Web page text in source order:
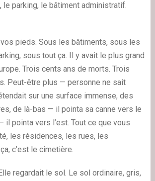
le parking, le bâtiment administratif.
pieds. Sous les bâtiments, sous les
sous tout ça. Il y avait le plus grand
Trois cents ans de morts. Trois
Peut-être plus — personne ne sait
sur une surface immense, des
de là-bas — il pointa sa canne vers le
il pointa vers l’est. Tout ce que vous
les résidences, les rues, les
c’est le cimetière.
regardait le sol. Le sol ordinaire, gris,